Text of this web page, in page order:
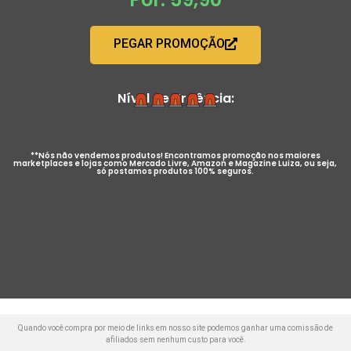
PEGAR PROMOÇÃO
Nível de Urgência:
**Nós não vendemos produtos! Encontramos promoção nos maiores
marketplaces e lojas como Mercado Livre, Amazon e Magazine Luiza, ou seja,
só postamos produtos 100% seguros.
Quando você compra por meio de links em nosso site podemos ganhar uma comissão de
afiliados sem nenhum custo para você.